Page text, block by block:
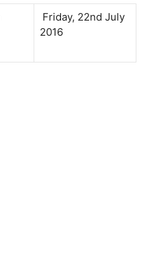
Friday, 22nd July
2016